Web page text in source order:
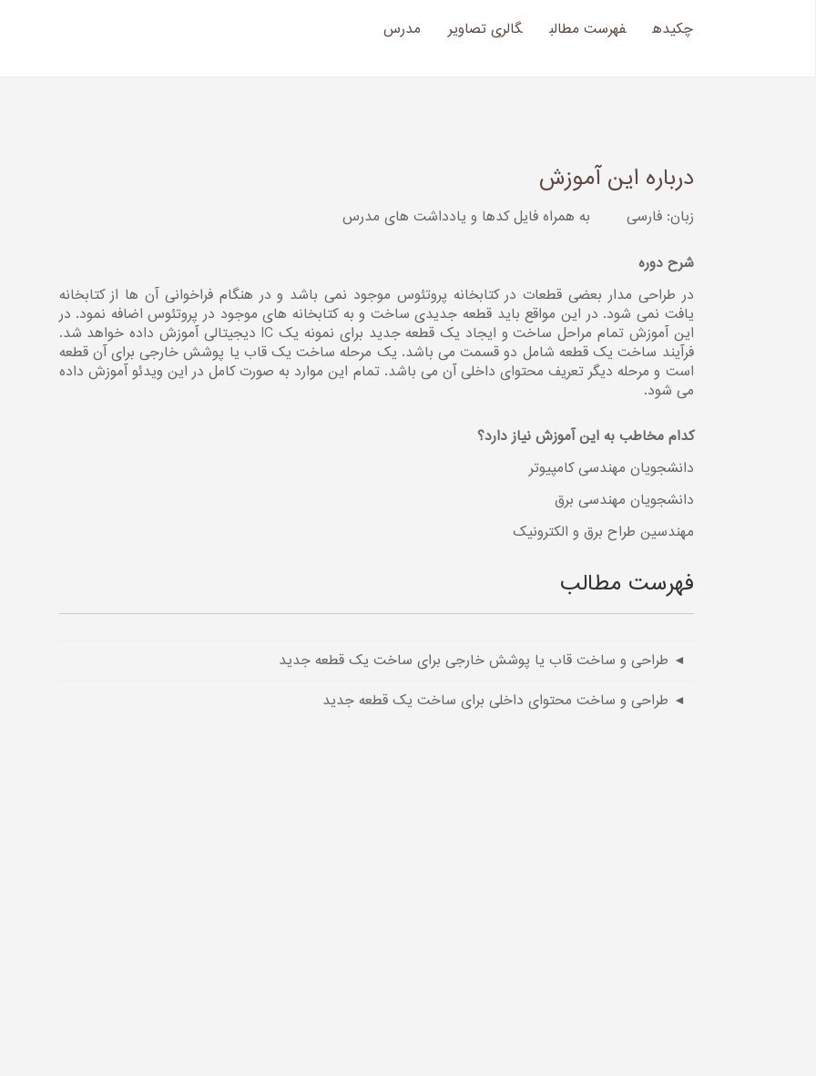
چکیده فهرست مطالب گالری تصاویر مدرس
درباره این آموزش
زبان: فارسی
به همراه فایل کدها و یادداشت های مدرس
شرح دوره
در طراحی مدار بعضی قطعات در کتابخانه پروتئوس موجود نمی باشد و در هنگام فراخوانی آن ها از کتابخانه
یافت نمی شود. در این مواقع باید قطعه جدیدی ساخت و به کتابخانه های موجود در پروتئوس اضافه نمود. در
این آموزش تمام مراحل ساخت و ایجاد یک قطعه جدید برای نمونه یک IC دیجیتالی آموزش داده خواهد شد.
فرآیند ساخت یک قطعه شامل دو قسمت می باشد. یک مرحله ساخت یک قاب یا پوشش خارجی برای آن قطعه
است و مرحله دیگر تعریف محتوای داخلی آن می باشد. تمام این موارد به صورت کامل در این ویدئو آموزش داده
می شود.
کدام مخاطب به این آموزش نیاز دارد؟
دانشجویان مهندسی کامپیوتر
دانشجویان مهندسی برق
مهندسین طراح برق و الکترونیک
فهرست مطالب
◄ طراحی و ساخت قاب یا پوشش خارجی برای ساخت یک قطعه جدید
◄ طراحی و ساخت محتوای داخلی برای ساخت یک قطعه جدید